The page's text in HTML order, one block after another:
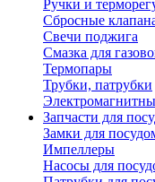
Ручки и
Сбросные
Свечи поджига
Смазка для
Термопары
Трубки, патрубки
Запчасти для
Замки для
Импеллеры
Насосы для